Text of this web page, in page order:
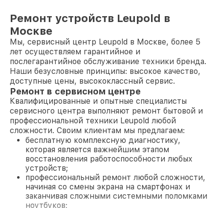
Ремонт устройств Leupold в
Москве
Мы, сервисный центр Leupold в Москве, более 5
лет осуществляем гарантийное и
послегарантийное обслуживание техники бренда.
Наши безусловные принципы: высокое качество,
доступные цены, высококлассный сервис.
Ремонт в сервисном центре
Квалифицированные и опытные специалисты
сервисного центра выполняют ремонт бытовой и
профессиональной техники Leupold любой
сложности. Своим клиентам мы предлагаем:
бесплатную комплексную диагностику,
которая является важнейшим этапом
восстановления работоспособности любых
устройств;
профессиональный ремонт любой сложности,
начиная со смены экрана на смартфонах и
заканчивая сложными системными поломками
ноутбуков;